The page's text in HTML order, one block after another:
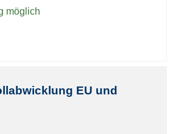
möglich
EU und